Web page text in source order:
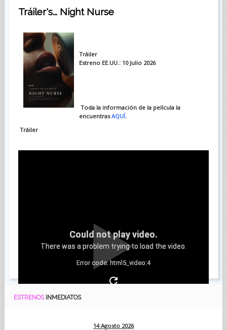
Tráiler's... Night Nurse
Tráiler
Estreno EE.UU.: 10 Julio 2026
Toda la información de la película la
encuentrasAQUÍ.
Tráiler
Could not play video.
There was a problem trying to load the video.
Error code: html5_video:4
ESTRENOS INMEDIATOS
14 Agosto 2026